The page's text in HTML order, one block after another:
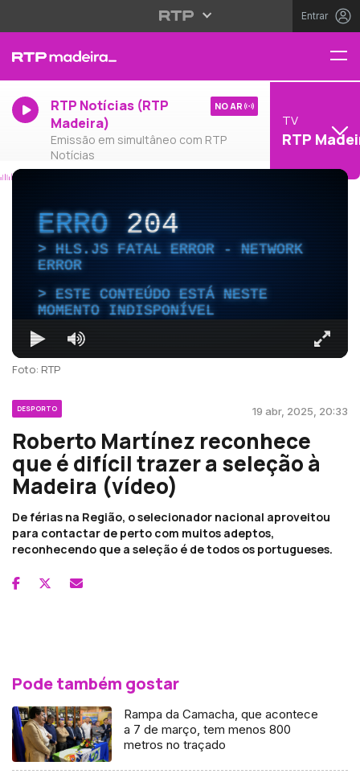
Entrar
RTP Notícias (RTP
Madeira)
Emissão em simultâneo com RTP
Notícias
NO AR
TV
RTP
ERRO204
HLS.JS FATAL ERROR - NETWORK
ERROR
ESTE CONTEÚDO ESTÁ NESTE
MOMENTO INDISPONÍVEL
Foto: RTP
DESPORTO 19 abr, 2025, 20:33
Roberto Martínez reconhece
que é difícil trazer a seleção à
Madeira (vídeo)
De férias na Região, o selecionador nacional aproveitou
para contactar de perto com muitos adeptos,
reconhecendo que a seleção é de todos os portugueses.
Pode também gostar
Rampa da Camacha, que acontece
a 7 de março, tem menos 800
metros no traçado